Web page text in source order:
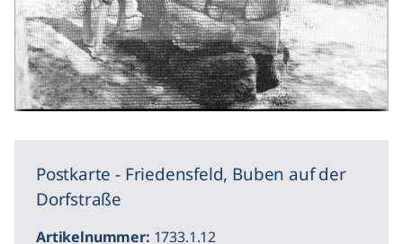
Postkarte - Friedensfeld, Buben auf der
Dorfstraße
Artikelnummer: 1733.1.12